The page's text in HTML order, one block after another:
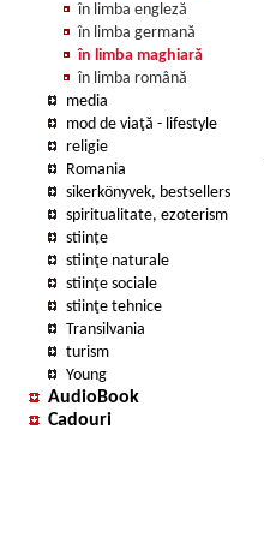
în limba engleză
în limba germană
în limba maghiară
în limba română
media
mod de viaţă - lifestyle
religie
Romania
sikerkönyvek, bestsellers
spiritualitate, ezoterism
stiințe
stiinţe naturale
stiinţe sociale
stiinţe tehnice
Transilvania
turism
Young
AudioBook
Cadouri